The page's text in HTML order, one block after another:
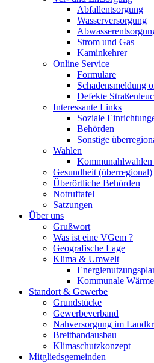
Abfallentsorgung
Wasserversorgung
Strom und Gas
Kaminkehrer
Online Service
Formulare
Schadensmeldung
Defekte
Interessante Links
Soziale
Behörden
Sonstige
Wahlen
Kommunahlwahlen
Gesundheit (überregional)
Überörtliche Behörden
Notruftafel
Satzungen
Über uns
Grußwort
Was ist eine VGem ?
Geografische Lage
Klima & Umwelt
Kommunale
Standort & Gewerbe
Grundstücke
Gewerbeverband
Nahversorgung im
Breitbandausbau
Klimaschutzkonzept
Mitgliedsgemeinden